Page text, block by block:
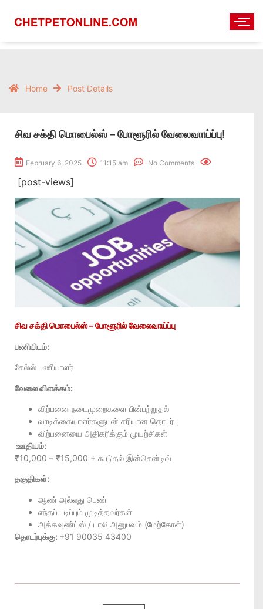
Home Post Details
சிவ சக்தி மொபைல்ஸ் – போளூரில் வேலைவாய்ப்பு!
February 6, 2025 11:15 am No Comments
[post-views]
சிவ சக்தி மொபைல்ஸ் – போளூரில் வேலைவாய்ப்பு
பணியிடம்:
சேல்ஸ் பணியாளர்
வேலை விளக்கம்:
விற்பனை நடைமுறைகளை பின்பற்றுதல்
வாடிக்கையாளர்களுடன் சரியான தொடர்பு
விற்பனையை அதிகரிக்கும் முயற்சிகள்
ஊதியம்:
₹10,000 – ₹15,000 + கூடுதல் இன்சென்டிவ்
தகுதிகள்:
ஆண் அல்லது பெண்
எந்தப் படிப்பும் முடித்தவர்கள்
அக்கவுண்ட்ஸ் / டாலி அனுபவம் (மேற்கோள்)
தொடர்புக்கு: +91 90035 43400